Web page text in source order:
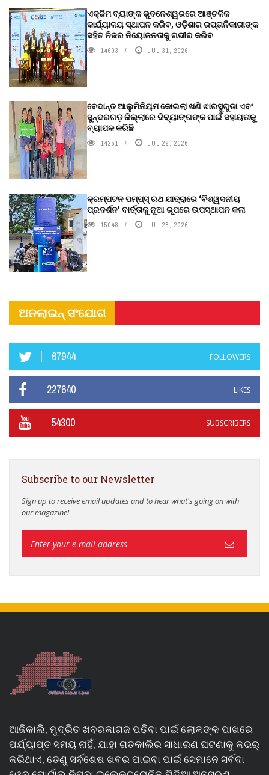
ଏକ୍ଜିମ ବ୍ୟାଙ୍କ ଭୁବନେଶ୍ୱରରେ ଆଞ୍ଚଳିକ
କାର୍ଯ୍ୟାଳୟ ସ୍ଥାପନ କରିବ, ଓଡ଼ିଶାର ରପ୍ତାନିକାରୀଙ୍କ
ସହିତ ନିଜର ନିୟୋଜନତାକୁ ଗଭୀର କରିବ
14603 JUL 31, 2026
ବେଦାନ୍ତ ଆଲୁମିନିୟମ କୋଇଲା ଖଣି ଝାରସୁଗୁଡା ଏବଂ
ସୁନ୍ଦରଗଡ଼ ଜିଲ୍ଲାରେ ଦିବ୍ୟାଙ୍ଗଙ୍କ ପାଇଁ ସହାୟତାକୁ
ବ୍ୟାପକ କରିଛି
14251 JUL 29, 2026
କ୍ରମ୍ପଟନ ପମ୍ପ୍‌ସ୍‌ ରଥ ଯାତ୍ରାରେ ‘ବିଶ୍ୱସନୀୟ
ପ୍ରଦର୍ଶନ’ ବାର୍ତ୍ତାକୁ ନୂଆ ରୂପରେ ଉପସ୍ଥାପନ କଲା
15048 JUL 28, 2026
ଅନଲାଇନ୍ ସଂଯୋଗ
67944 FOLLOWERS
227640 LIKES
54300 SUBSCRIBERS
Subscribe to our Newsletter
Sign up to receive email updates and to hear what's going on with
our magazine!
ଆଜିକାଲି, ମୁଦ୍ରିତ ଖବରକାଗଜ ପଢିବା ପାଇଁ ଲୋକଙ୍କ ପାଖରେ
ପର୍ଯ୍ୟାପ୍ତ ସମୟ ନାହିଁ, ଯାହା ଗତକାଲିର ସାଧାରଣ ଘଟଣାକୁ କଭର୍
କରିଥାଏ, ତେଣୁ ସର୍ବଶେଷ ଖବର ପାଇବା ପାଇଁ ସେମାନେ ସର୍ବଦା